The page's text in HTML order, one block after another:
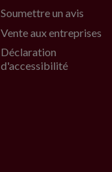
Soumettre un avis
Vente aux entreprises
Déclaration
d'accessibilité